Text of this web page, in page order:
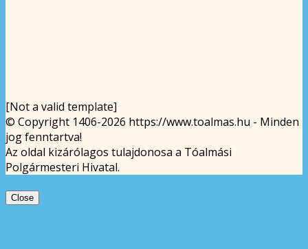
[Not a valid template]
© Copyright 1406-2026 https://www.toalmas.hu - Minden
jog fenntartva!
Az oldal kizárólagos tulajdonosa a Tóalmási
Polgármesteri Hivatal.
Close